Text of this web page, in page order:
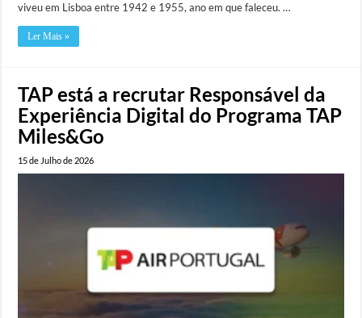
viveu em Lisboa entre 1942 e 1955, ano em que faleceu. …
Ler Mais »
TAP está a recrutar Responsável da
Experiência Digital do Programa TAP
Miles&Go
15 de Julho de 2026